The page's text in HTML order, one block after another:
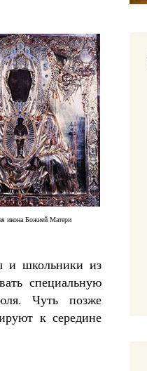
икона Божией Матери
и школьники из
специальную
Чуть позже
к середине
Победоносец. Научись у
святого
Котов